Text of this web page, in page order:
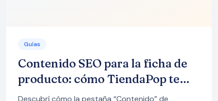
Guías
Contenido SEO para la ficha de
producto: cómo TiendaPop te
ayuda a vender más con mejores